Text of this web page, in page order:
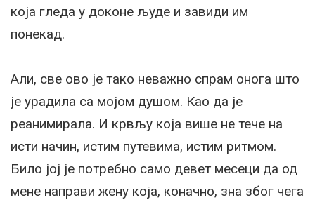
која гледа у доконе људе и завиди им
понекад.
Али, све ово је тако неважно спрам онога што
је урадила са мојом душом. Као да је
реанимирала. И крвљу која више не тече на
исти начин, истим путевима, истим ритмом.
Било јој је потребно само девет месеци да од
мене направи жену која, коначно, зна због чега